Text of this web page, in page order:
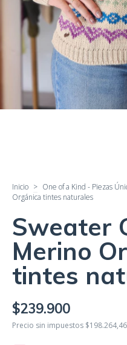
Inicio > One of a Kind - Piezas
Orgánica tintes naturales
Sweater
Merino
tintes
$239.900
Precio sin impuestos $198.264,46